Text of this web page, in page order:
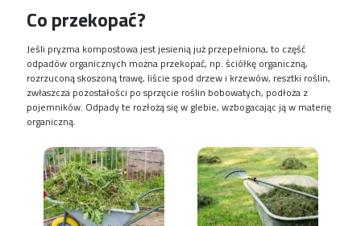
Co przekopać?
Jeśli pryzma kompostowa jest jesienią już przepełniona, to część
odpadów organicznych można przekopać, np. ściółkę organiczną,
rozrzuconą skoszoną trawę, liście spod drzew i krzewów, resztki roślin,
zwłaszcza pozostałości po sprzęcie roślin bobowatych, podłoża z
pojemników. Odpady te rozłożą się w glebie, wzbogacając ją w materię
organiczną.